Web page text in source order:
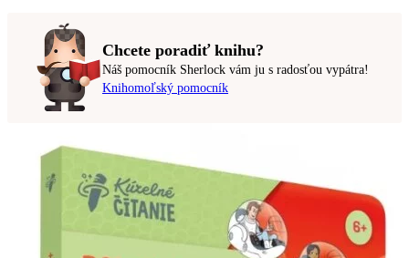
Chcete poradiť knihu?
Náš pomocník Sherlock vám ju s radosťou vypátra!
Knihomoľský pomocník